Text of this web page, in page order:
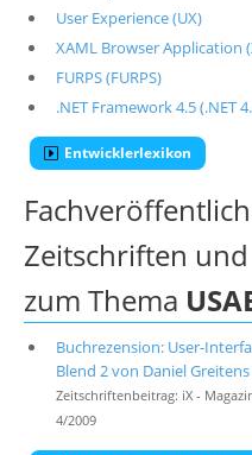
User Experience (UX)
XAML Browser Application
FURPS (FURPS)
.NET Framework 4.5 (.NET
Entwicklerlexikon
Zeitschriften
zum Thema
Buchrezension: User-
Blend 2 von Daniel Greitens
Zeitschriftenbeitrag: iX -
4/2009